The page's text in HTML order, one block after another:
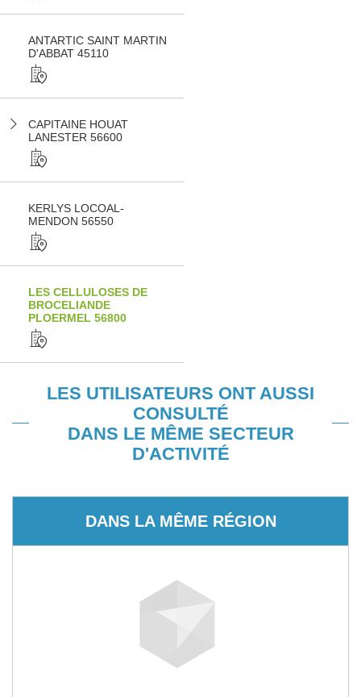
ANTARTIC SAINT MARTIN
D'ABBAT 45110
CAPITAINE HOUAT
LANESTER 56600
KERLYS LOCOAL-
MENDON 56550
LES CELLULOSES DE
BROCELIANDE
PLOERMEL 56800
LES UTILISATEURS ONT AUSSI
CONSULTÉ
DANS LE MÊME SECTEUR
D'ACTIVITÉ
DANS LA MÊME RÉGION